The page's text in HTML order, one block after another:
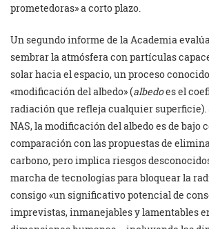
prometedoras» a corto plazo.
Un segundo informe de la Academia
sembrar la atmósfera con partículas
solar hacia el espacio, un proceso
«modificación del albedo» (albedoes el
radiación que refleja cualquier superficie).
NAS, la modificación del albedo es de bajo
comparación con las propuestas de
carbono, pero implica riesgos
marcha de tecnologías para bloquear la
consigo «un significativo potencial de
imprevistas, inmanejables y lamentables